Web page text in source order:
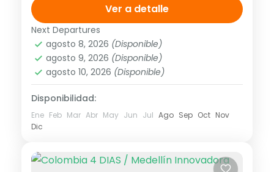
hasta abril 2020
Asia,Asia Occidental
1 Personas
Ver a detalle
Next Departures
agosto 8, 2026 (Disponible)
agosto 9, 2026 (Disponible)
agosto 10, 2026 (Disponible)
Disponibilidad:
Ene Feb Mar Abr May Jun Jul Ago Sep Oct Nov
Dic